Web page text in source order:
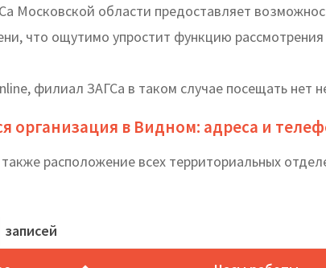
Московской области предоставляет
что ощутимо упростит функцию
филиал ЗАГСа в таком случае посещать нет
организация в Видном: адреса и
расположение всех территориальных
записей